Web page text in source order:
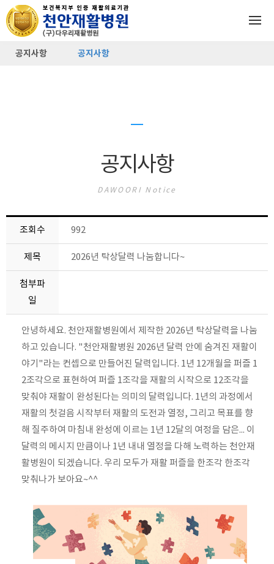
공지사항 공지사항
공지사항
DAWOORI Notice
조회수 992
제목 2026년 탁상달력 나눔합니다~
첨부파
일
안녕하세요. 천안재활병원에서 제작한 2026년 탁상달력을 나눔
하고 있습니다. "천안재활병원 2026년 달력 안에 숨겨진 재활이
야기"라는 컨셉으로 만들어진 달력입니다. 1년 12개월을 퍼즐 1
2조각으로 표현하여 퍼즐 1조각을 재활의 시작으로 12조각을
맞춰야 재활이 완성된다는 의미의 달력입니다. 1년의 과정에서
재활의 첫걸음 시작부터 재활의 도전과 열정, 그리고 목표를 향
해 질주하여 마침내 완성에 이르는 1년 12달의 여정을 담은... 이
달력의 메시지 만큼이나 1년 내내 열정을 다해 노력하는 천안재
활병원이 되겠습니다. 우리 모두가 재활 퍼즐을 한조각 한조각
맞춰나가 보아요~^^